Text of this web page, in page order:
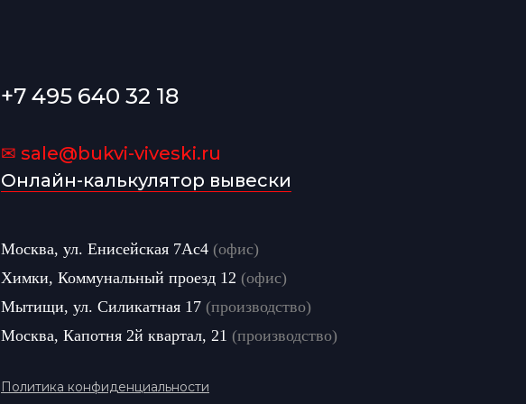
+7 495 640 32 18
✉ sale@bukvi-viveski.ru
Онлайн-калькулятор вывески
Москва, ул. Енисейская 7Ас4 (офис)
Химки, Коммунальный проезд 12 (офис)
Мытищи, ул. Силикатная 17 (производство)
Москва, Капотня 2й квартал, 21 (производство)
Политика конфиденциальности